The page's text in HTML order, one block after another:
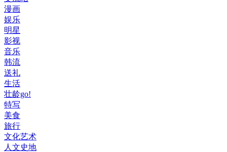
漫画
娱乐
明星
影视
音乐
韩流
送礼
生活
壮龄go!
特写
美食
旅行
文化艺术
人文史地